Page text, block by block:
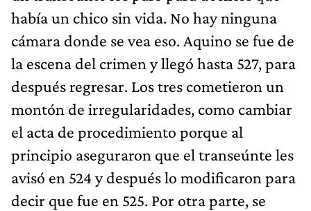
había un chico sin vida. No hay ninguna
cámara donde se vea eso. Aquino se fue de
la escena del crimen y llegó hasta 527, para
después regresar. Los tres cometieron un
montón de irregularidades, como cambiar
el acta de procedimiento porque al
principio aseguraron que el transeúnte les
avisó en 524 y después lo modificaron para
decir que fue en 525. Por otra parte, se